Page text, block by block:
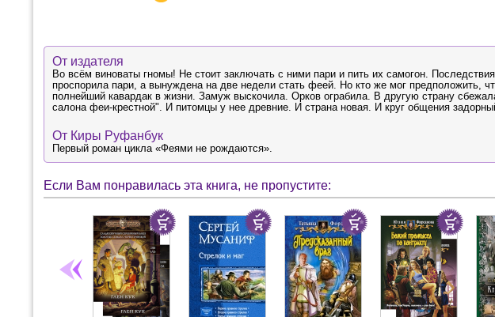
От издателя
Во всём виноваты гномы! Не стоит заключать с ними пари и пить их самогон.
проспорила пари, а вынуждена на две недели стать феей. Но кто же мог предположить,
полнейший кавардак в жизни. Замуж выскочила. Орков ограбила. В другую страну
салона феи-крестной". И питомцы у нее древние. И страна новая. И круг общения
От Киры Руфанбук
Первый роман цикла «Феями не рождаются».
Если Вам понравилась эта книга, не пропустите: